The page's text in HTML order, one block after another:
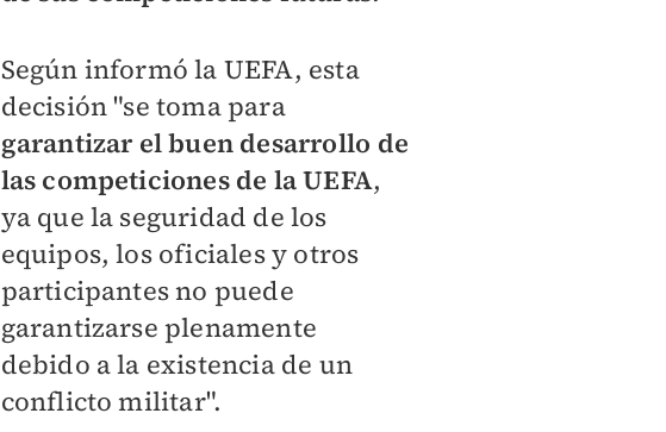
Según informó la UEFA, esta
decisión "se toma para
garantizar el buen desarrollo de
las competiciones de la UEFA,
ya que la seguridad de los
equipos, los oficiales y otros
participantes no puede
garantizarse plenamente
debido a la existencia de un
conflicto militar".